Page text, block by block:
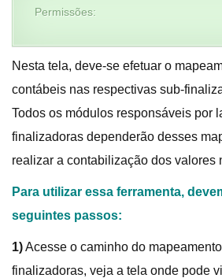
Permissões:
Nesta tela, deve-se efetuar o
contábeis nas respectivas sub-
Todos os módulos responsáveis por
finalizadoras dependerão desses
realizar a contabilização dos valores
Para utilizar essa ferramenta,
seguintes passos:
1)Acesse o caminho do
finalizadoras, veja a tela onde pode